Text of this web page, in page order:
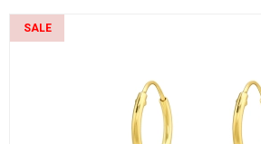
SALE